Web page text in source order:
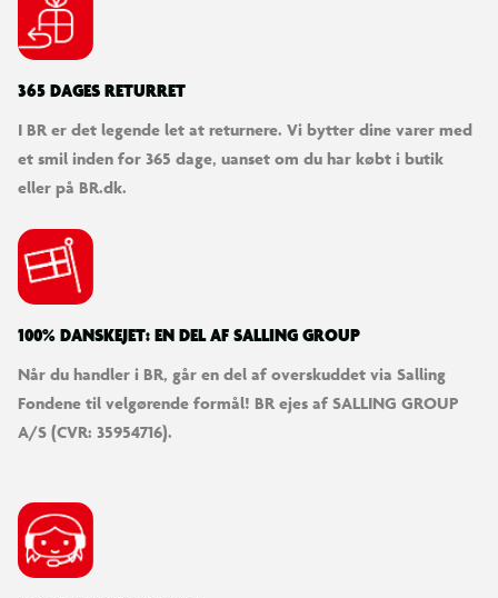
365 DAGES RETURRET
I BR er det legende let at returnere. Vi bytter dine varer med
et smil inden for 365 dage, uanset om du har købt i butik
eller på BR.dk.
100% DANSKEJET: EN DEL AF SALLING GROUP
Når du handler i BR, går en del af overskuddet via Salling
Fondene til velgørende formål! BR ejes af SALLING GROUP
A/S (CVR: 35954716).